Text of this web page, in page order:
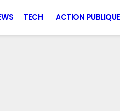
TECH ACTION PUBLIQUE